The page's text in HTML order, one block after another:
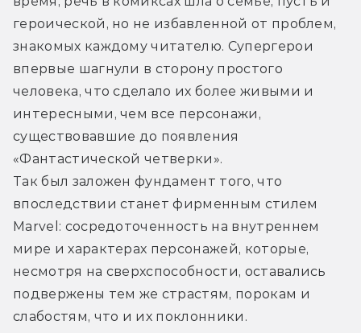
героической, но не избавленной от проблем,
знакомых каждому читателю. Супергерои
впервые шагнули в сторону простого
человека, что сделало их более живыми и
интересными, чем все персонажи,
существовавшие до появления
«Фантастической четверки».
Так был заложен фундамент того, что
впоследствии станет фирменным стилем
Marvel: сосредоточенность на внутреннем
мире и характерах персонажей, которые,
несмотря на сверхспособности, оставались
подвержены тем же страстям, порокам и
слабостям, что и их поклонники.